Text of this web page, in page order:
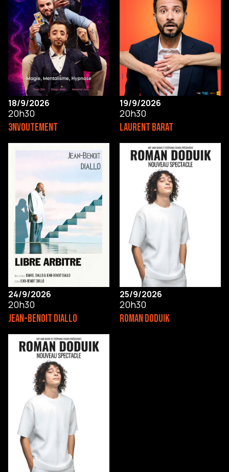
18/9/2026
20h30
3NVOUTEMENT
19/9/2026
20h30
LAURENT BARAT
24/9/2026
20h30
JEAN-BENOIT DIALLO
25/9/2026
20h30
ROMAN DODUIK